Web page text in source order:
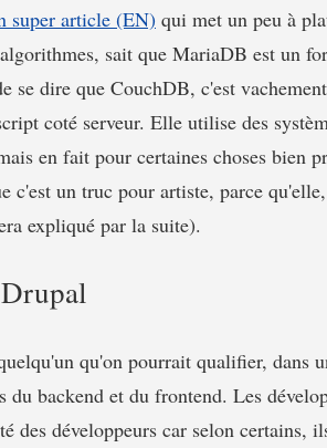
super article (EN) qui met un peu à
sait que MariaDB est un
se dire que CouchDB, c'est
coté serveur. Elle utilise des
en fait pour certaines choses bien
c'est un truc pour artiste, parce
expliqué par la suite).
qu'on pourrait qualifier, dans
backend et du frontend. Les
des développeurs car selon certains,